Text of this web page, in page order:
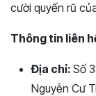
cười quyến rũ
Thông tin liên
Địa chỉ: Số
Nguyễn Cư